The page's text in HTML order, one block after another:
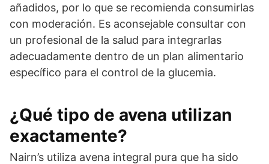
añadidos, por lo que se recomienda consumirlas
con moderación. Es aconsejable consultar con
un profesional de la salud para integrarlas
adecuadamente dentro de un plan alimentario
específico para el control de la glucemia.
¿Qué tipo de avena utilizan
exactamente?
Nairn’s utiliza avena integral pura que ha sido